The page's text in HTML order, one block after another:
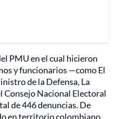
PMU en el cual hicieron
y funcionarios —como El
de la Defensa, La
Consejo Nacional Electoral
de 446 denuncias. De
en territorio colombiano,